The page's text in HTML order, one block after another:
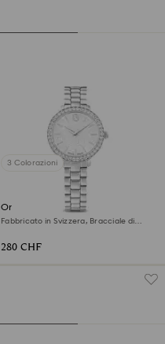
3 Colorazioni
Orologio Matrix 3-link
Fabbricato in Svizzera, Bracciale di
280 CHF